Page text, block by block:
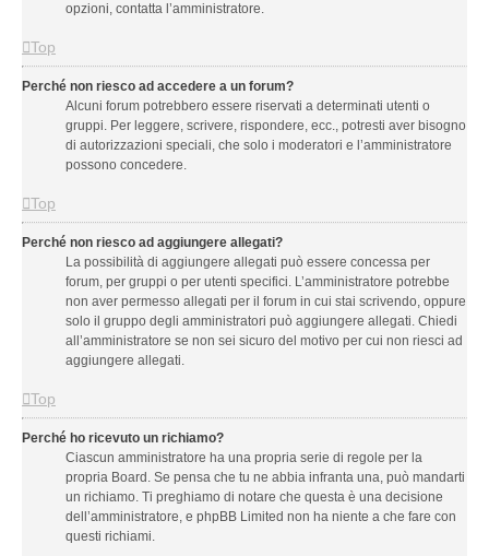
opzioni, contatta l’amministratore.
Top
Perché non riesco ad accedere a un forum?
Alcuni forum potrebbero essere riservati a determinati utenti o
gruppi. Per leggere, scrivere, rispondere, ecc., potresti aver bisogno
di autorizzazioni speciali, che solo i moderatori e l’amministratore
possono concedere.
Top
Perché non riesco ad aggiungere allegati?
La possibilità di aggiungere allegati può essere concessa per
forum, per gruppi o per utenti specifici. L’amministratore potrebbe
non aver permesso allegati per il forum in cui stai scrivendo, oppure
solo il gruppo degli amministratori può aggiungere allegati. Chiedi
all’amministratore se non sei sicuro del motivo per cui non riesci ad
aggiungere allegati.
Top
Perché ho ricevuto un richiamo?
Ciascun amministratore ha una propria serie di regole per la
propria Board. Se pensa che tu ne abbia infranta una, può mandarti
un richiamo. Ti preghiamo di notare che questa è una decisione
dell’amministratore, e phpBB Limited non ha niente a che fare con
questi richiami.